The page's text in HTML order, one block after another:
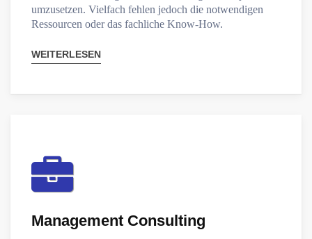
umzusetzen. Vielfach fehlen jedoch die notwendigen
Ressourcen oder das fachliche Know-How.
WEITERLESEN
Management Consulting